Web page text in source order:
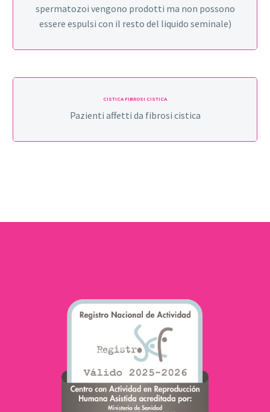
spermatozoi vengono prodotti ma non possono
essere espulsi con il resto del liquido seminale)
CISTICA FIBROSI CISTICA
Pazienti affetti da fibrosi cistica